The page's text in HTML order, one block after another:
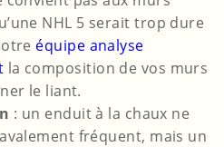
NHL 5 serait trop dure
équipe analyse
la composition de vos murs
le liant.
: un enduit à la chaux ne
fréquent, mais un